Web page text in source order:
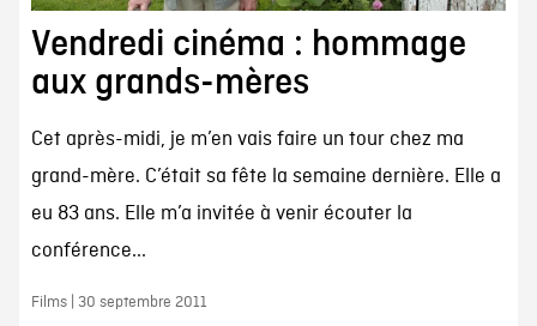
Vendredi cinéma : hommage
aux grands-mères
Cet après-midi, je m’en vais faire un tour chez ma
grand-mère. C’était sa fête la semaine dernière. Elle a
eu 83 ans. Elle m’a invitée à venir écouter la
conférence...
Films | 30 septembre 2011